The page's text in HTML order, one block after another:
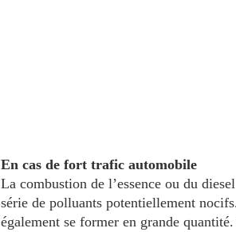
En cas de fort trafic automobile
La combustion de l’essence ou du
série de polluants potentiellement
également se former en grande